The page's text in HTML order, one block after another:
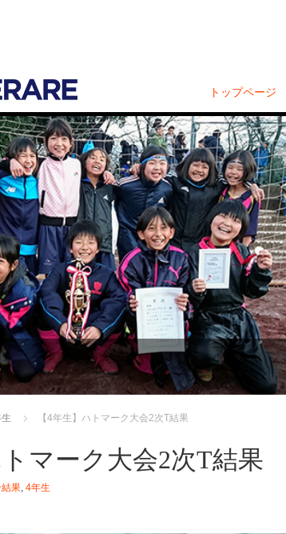
トップページ
【4年生】ハトマーク大会2次T結果
トマーク大会2次T結果
果 4年生